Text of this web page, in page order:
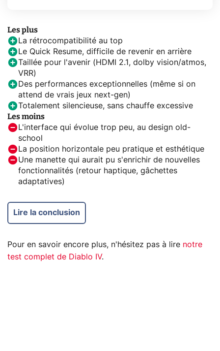
Les plus
La rétrocompatibilité au top
Le Quick Resume, difficile de revenir en arrière
Taillée pour l'avenir (HDMI 2.1, dolby vision/atmos,
VRR)
Des performances exceptionnelles (même si on
attend de vrais jeux next-gen)
Totalement silencieuse, sans chauffe excessive
Les moins
L'interface qui évolue trop peu, au design old-
school
La position horizontale peu pratique et esthétique
Une manette qui aurait pu s'enrichir de nouvelles
fonctionnalités (retour haptique, gâchettes
adaptatives)
Lire la conclusion
Pour en savoir encore plus, n'hésitez pas à lire notre
test complet de Diablo IV.